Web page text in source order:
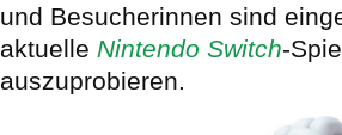
und Besucherinnen sind
aktuelle Nintendo Switch-
auszuprobieren.